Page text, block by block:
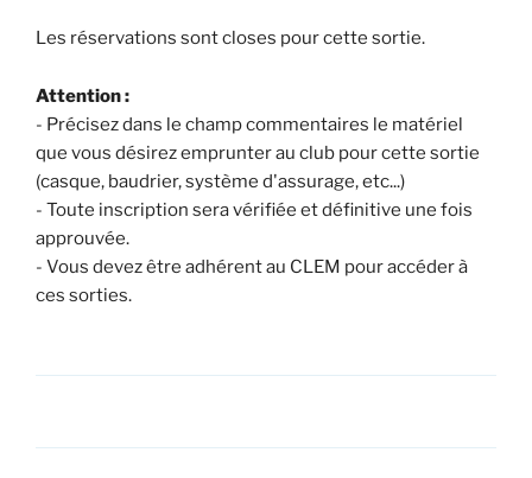
Les réservations sont closes pour cette sortie.
Attention :
- Précisez dans le champ commentaires le matériel
que vous désirez emprunter au club pour cette sortie
(casque, baudrier, système d'assurage, etc...)
- Toute inscription sera vérifiée et définitive une fois
approuvée.
- Vous devez être adhérent au CLEM pour accéder à
ces sorties.